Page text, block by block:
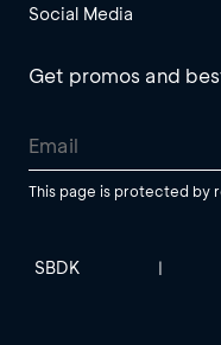
Social Media
Get promos and
This page is protected by
SBDK |